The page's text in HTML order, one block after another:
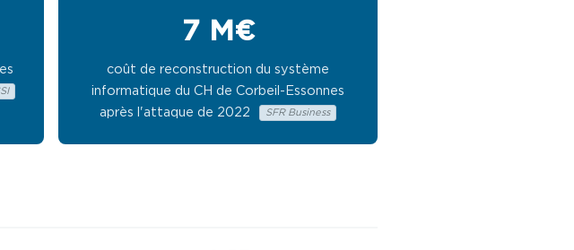
7 M€
coût de reconstruction du système
informatique du CH de Corbeil-Essonnes
après l'attaque de 2022
SFR Business